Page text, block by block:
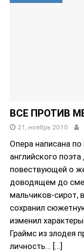
ВСЕ ПРОТИВ
21, ноябрь 2010
Опера написана
английского
повествующей o
доводящем до
мальчиков-сирот,
сохранил
изменил
Граймс из злодея
личность… […]